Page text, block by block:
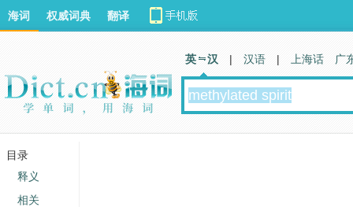
海词 权威词典 翻译
英 汉 | 汉语 | 上海话 广
目录
释义
相关